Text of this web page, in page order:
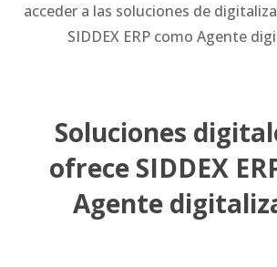
acceder a las soluciones de
SIDDEX ERP como Agente
Soluciones
ofrece SIDDEX
Agente